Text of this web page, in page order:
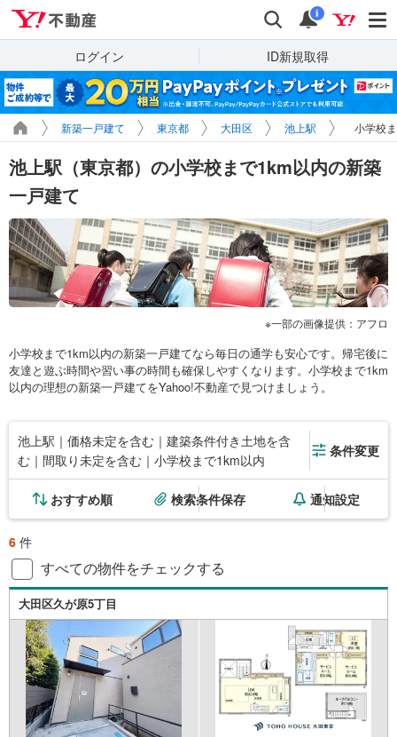
検索 通知
i
ログイン ID新規取得
新築一戸建て 東京都 大田区 池上駅 小学校
池上駅（東京都）の小学校まで1km以内の新築
一戸建て
一部の画像提供：アフロ
小学校まで1km以内の新築一戸建てなら毎日の通学も安心です。帰宅後に
友達と遊ぶ時間や習い事の時間も確保しやすくなります。小学校まで1km
以内の理想の新築一戸建てをYahoo!不動産で見つけましょう。
池上駅｜価格未定を含む｜建築条件付き土地を含
む｜間取り未定を含む｜小学校まで1km以内
条件変更
おすすめ順 検索条件保存 通知設定
6 件
すべての物件をチェックする
大田区久が原5丁目